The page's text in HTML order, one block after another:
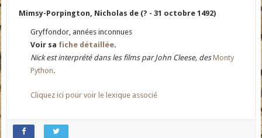
Mimsy-Porpington, Nicholas de (? - 31 octobre 1492)
Gryffondor, années inconnues
Voir sa fiche détaillée.
Nick est interprété dans les films par John Cleese, des Monty
Python.
Cliquez ici pour voir le lexique associé